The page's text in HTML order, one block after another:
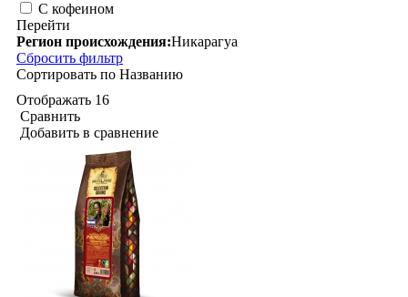
С кофеином
Перейти
Регион происхождения:Никарагуа
Сбросить фильтр
Сортировать по Названию
Отображать 16
Сравнить
Добавить в сравнение